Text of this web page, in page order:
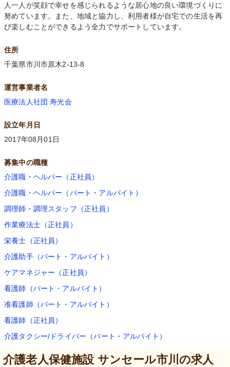
人一人が笑顔で幸せを感じられるような居心地の良い環境づくりに
努めています。また、地域と協力し、利用者様が自宅での生活を再
び楽しむことができるよう全力でサポートしています。
住所
千葉県市川市原木2-13-8
運営事業者名
医療法人社団 寿光会
設立年月日
2017年08月01日
募集中の職種
介護職・ヘルパー（正社員）
介護職・ヘルパー（パート・アルバイト）
調理師・調理スタッフ（正社員）
作業療法士（正社員）
栄養士（正社員）
介護助手（パート・アルバイト）
ケアマネジャー（正社員）
看護師（パート・アルバイト）
准看護師（パート・アルバイト）
看護師（正社員）
介護タクシー/ドライバー（パート・アルバイト）
介護老人保健施設 サンセール市川 の求人